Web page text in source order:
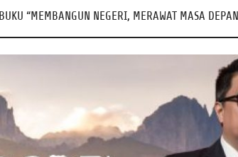
BUKU “MEMBANGUN NEGERI, MERAWAT MASA DEPAN